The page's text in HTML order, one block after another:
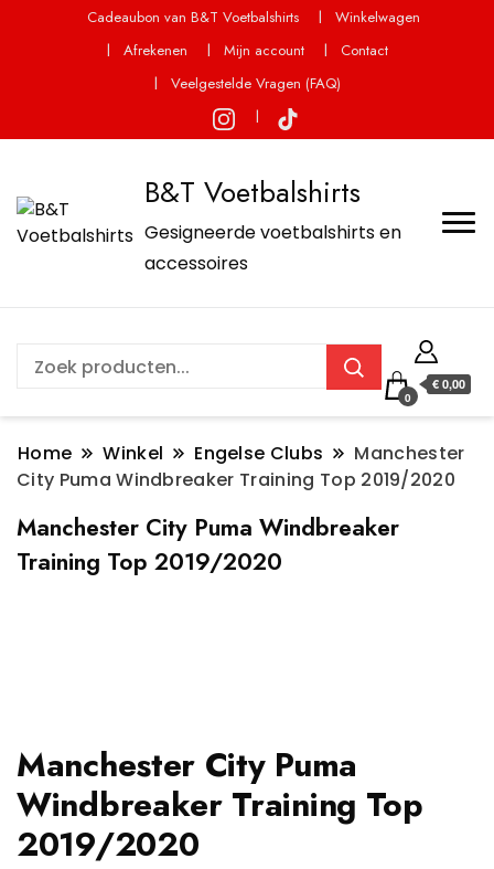
Cadeaubon van B&T Voetbalshirts
Winkelwagen
Afrekenen
Mijn account
Contact
Veelgestelde Vragen (FAQ)
B&T Voetbalshirts
Gesigneerde voetbalshirts en
accessoires
0
€ 0,00
Home Winkel Engelse Clubs
Manchester
City Puma Windbreaker Training Top 2019/2020
Manchester City Puma Windbreaker
Training Top 2019/2020
Manchester City Puma
Windbreaker Training Top
2019/2020